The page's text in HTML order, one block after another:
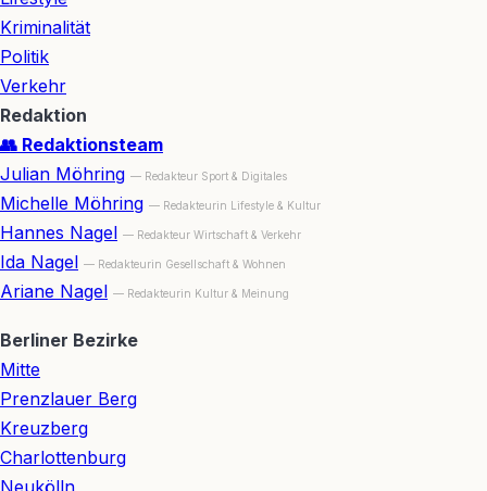
Kriminalität
Politik
Verkehr
Redaktion
👥 Redaktionsteam
Julian Möhring — Redakteur Sport & Digitales
Michelle Möhring — Redakteurin Lifestyle & Kultur
Hannes Nagel — Redakteur Wirtschaft & Verkehr
Ida Nagel — Redakteurin Gesellschaft & Wohnen
Ariane Nagel — Redakteurin Kultur & Meinung
Berliner Bezirke
Mitte
Prenzlauer Berg
Kreuzberg
Charlottenburg